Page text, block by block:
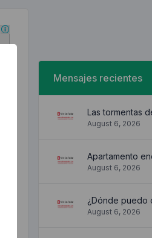
Mensajes recientes
August 6, 2026
August 6, 2026
August 6, 2026